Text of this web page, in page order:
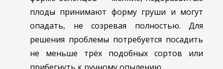
плоды принимают форму груши и могут
опадать, не созревая полностью. Для
решения проблемы потребуется посадить
не меньше трёх подобных сортов или